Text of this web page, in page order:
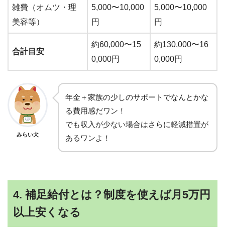
雑費（オムツ・理
美容等）
5,000〜10,000
円
5,000〜10,000
円
合計目安
約60,000〜15
0,000円
約130,000〜16
0,000円
みらい犬
年金＋家族の少しのサポートでなんとかな
る費用感だワン！
でも収入が少ない場合はさらに軽減措置が
あるワンよ！
4. 補足給付とは？制度を使えば月5万円
以上安くなる